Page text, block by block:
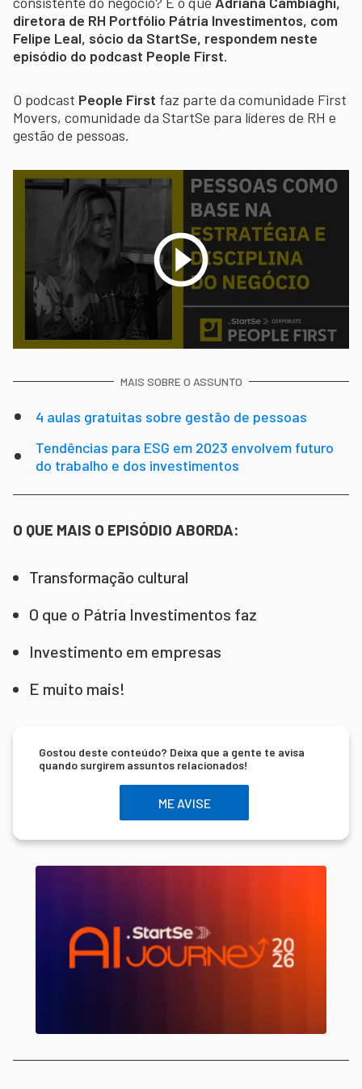
diretora de RH Portfólio Pátria Investimentos, com
Felipe Leal, sócio da StartSe, respondem neste
episódio do podcast People First.
O podcast People First faz parte da comunidade First
Movers, comunidade da StartSe para líderes de RH e
gestão de pessoas.
MAIS SOBRE O ASSUNTO
4 aulas gratuitas sobre gestão de pessoas
Tendências para ESG em 2023 envolvem futuro
do trabalho e dos investimentos
O QUE MAIS O EPISÓDIO ABORDA:
Transformação cultural
O que o Pátria Investimentos faz
Investimento em empresas
E muito mais!
Gostou deste conteúdo? Deixa que a gente te avisa
quando surgirem assuntos relacionados!
ME AVISE